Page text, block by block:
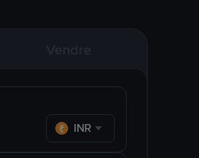
INR